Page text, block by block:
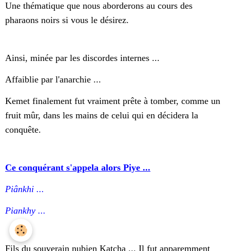
Une thématique que nous aborderons au cours des
pharaons noirs si vous le désirez.
Ainsi, minée par les discordes internes ...
Affaiblie par l'anarchie ...
Kemet finalement fut vraiment prête à tomber, comme un
fruit mûr, dans les mains de celui qui en décidera la
conquête.
Ce conquérant s'appela alors Piye ...
Piânkhi ...
Piankhy ...
Fils du souverain nubien Katcha ... Il fut apparemment